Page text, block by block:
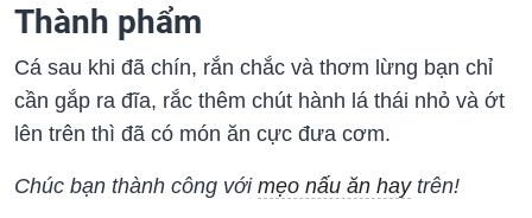
Thành phẩm
Cá sau khi đã chín, rắn chắc và thơm lừng bạn chỉ
cần gắp ra đĩa, rắc thêm chút hành lá thái nhỏ và ớt
lên trên thì đã có món ăn cực đưa cơm.
Chúc bạn thành công với mẹo nấu ăn haytrên!